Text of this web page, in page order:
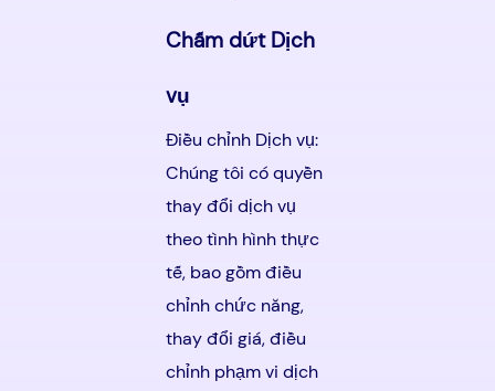
Chấm dứt Dịch
vụ
Điều chỉnh Dịch vụ:
Chúng tôi có quyền
thay đổi dịch vụ
theo tình hình thực
tế, bao gồm điều
chỉnh chức năng,
thay đổi giá, điều
chỉnh phạm vi dịch